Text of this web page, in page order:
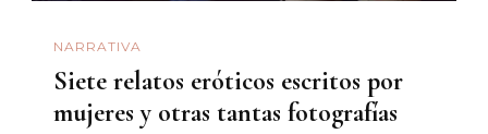
NARRATIVA
Siete relatos eróticos escritos por
mujeres y otras tantas fotografías